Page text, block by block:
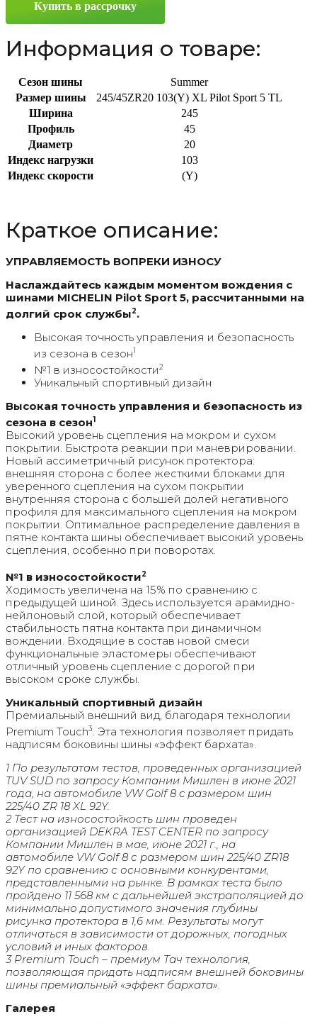
103(Y)
Купить в рассрочку
Информация о товаре:
Сезон шины
Summer
Размер шины
245/45ZR20 103(Y) XL Pilot Sport 5 TL
Ширина
245
Профиль
45
Диаметр
20
Индекс нагрузки
103
Индекс скорости
(Y)
Краткое описание:
УПРАВЛЯЕМОСТЬ ВОПРЕКИ ИЗНОСУ
Наслаждайтесь каждым моментом вождения с
шинами MICHELIN Pilot Sport 5, рассчитанными на
долгий срок службы2.
Высокая точность управления и безопасность
из сезона в сезон1
№1 в износостойкости2
Уникальный спортивный дизайн
Высокая точность управления и безопасность из
сезона в сезон1
Высокий уровень сцепления на мокром и сухом
покрытии. Быстрота реакции при маневрировании.
Новый ассиметричный рисунок протектора:
внешняя сторона с более жесткими блоками для
уверенного сцепления на сухом покрытии
внутренняя сторона с большей долей негативного
профиля для максимального сцепления на мокром
покрытии. Оптимальное распределение давления в
пятне контакта шины обеспечивает высокий уровень
сцепления, особенно при поворотах.
№1 в износостойкости2
Ходимость увеличена на 15% по сравнению с
предыдущей шиной. Здесь используется арамидно-
нейлоновый слой, который обеспечивает
стабильность пятна контакта при динамичном
вождении. Входящие в состав новой смеси
функциональные эластомеры обеспечивают
отличный уровень сцепление с дорогой при
высоком сроке службы.
Уникальный спортивный дизайн
Премиальный внешний вид, благодаря технологии
Premium Touch3. Эта технология позволяет придать
надписям боковины шины «эффект бархата».
1 По результатам тестов, проведенных организацией
TUV SUD по запросу Компании Мишлен в июне 2021
года, на автомобиле VW Golf 8 c размером шин
225/40 ZR 18 XL 92Y.
2 Тест на износостойкость шин проведен
организацией DEKRA TEST CENTER по запросу
Компании Мишлен в мае, июне 2021 г., на
автомобиле VW Golf 8 с размером шин 225/40 ZR18
92Y по сравнению с основными конкурентами,
представленными на рынке. В рамках теста было
пройдено 11 568 км с дальнейшей экстраполяцией до
минимально допустимого значения глубины
рисунка протектора в 1,6 мм. Результаты могут
отличаться в зависимости от дорожных, погодных
условий и иных факторов.
3 Premium Touch – премиум Тач технология,
позволяющая придать надписям внешней боковины
шины премиальный «эффект бархата».
Галерея